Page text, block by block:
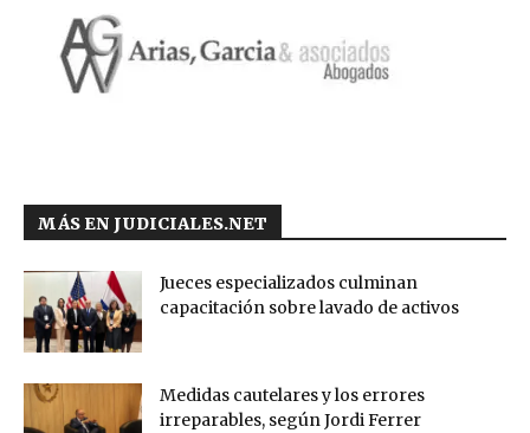
MÁS EN JUDICIALES.NET
Jueces especializados culminan
capacitación sobre lavado de activos
Medidas cautelares y los errores
irreparables, según Jordi Ferrer